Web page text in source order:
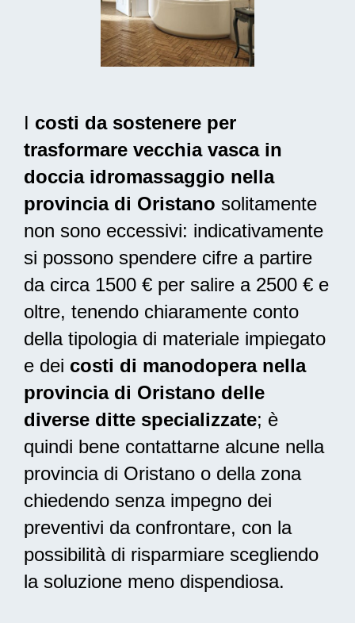
I costi da sostenere per
trasformare vecchia vasca in
doccia idromassaggio nella
provincia di Oristano solitamente
non sono eccessivi: indicativamente
si possono spendere cifre a partire
da circa 1500 € per salire a 2500 € e
oltre, tenendo chiaramente conto
della tipologia di materiale impiegato
e dei costi di manodopera nella
provincia di Oristano delle
diverse ditte specializzate; è
quindi bene contattarne alcune nella
provincia di Oristano o della zona
chiedendo senza impegno dei
preventivi da confrontare, con la
possibilità di risparmiare scegliendo
la soluzione meno dispendiosa.